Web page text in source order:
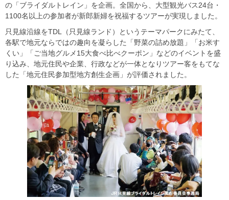
の「ブライダルトレイン」を企画。全国から、大型観光バス24台・
1100名以上の参加者が新郎新婦を祝福するツアーが実現しました。
只見線沿線をTDL（只見線ランド）というテーマパークにみたて、
各駅で地元ならではの趣向を凝らした「野菜の詰め放題」「お米す
くい」「ご当地グルメ15大食べ比べクーポン」などのイベントを盛
り込み、地元住民や企業、行政などが一体となりツアー客をもてな
した「地元住民参加型地方創生企画」が評価されました。